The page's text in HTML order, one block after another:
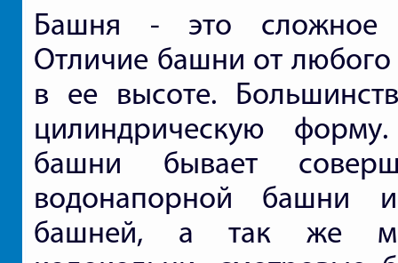
Башня - это сложное
Отличие башни от
в ее высоте.
цилиндрическую
башни бывает
водонапорной башни и
башней, а так же